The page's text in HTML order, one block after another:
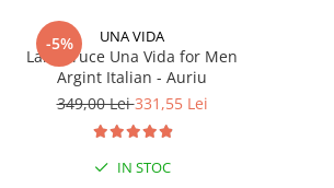
-5% UNA VIDA
Lant Cruce Una Vida for Men
Argint Italian - Auriu
349,00 Lei331,55 Lei
IN STOC